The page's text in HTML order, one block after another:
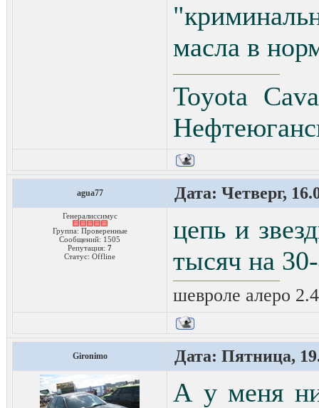
масла в
Toyota
agua77 Дата: Четверг,
Генералиссимус
Группа: Проверенные
Сообщений: 1505
Репутация: 7
Статус: Offline
цепь и
тысяч на
шевроле алеро
Gironimo Дата: Пятница,
А у меня